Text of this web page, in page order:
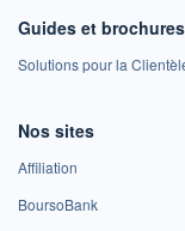
Guides et brochures
Solutions pour la
Nos sites
Affiliation
BoursoBank